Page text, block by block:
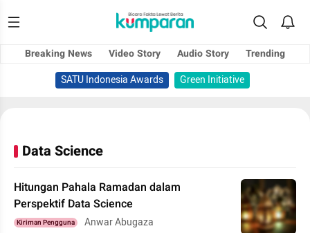
Breaking News Video Story Audio Story
Trending
SATU Indonesia Awards
Green Initiative
Data Science
Hitungan Pahala Ramadan dalam
Perspektif Data Science
Kiriman Pengguna Anwar Abugaza